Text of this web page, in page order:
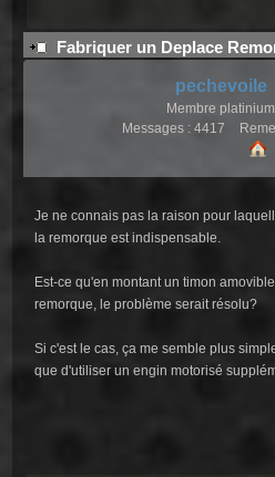
Fabriquer un Deplace
pechevoile
Membre platinium
Messages : 4417
Je ne connais pas la raison pour
la remorque est indispensable.
Est-ce qu'en montant un timon
remorque, le problème serait résolu?
Si c'est le cas, ça me semble plus
que d'utiliser un engin motorisé